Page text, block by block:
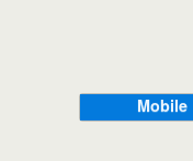
Mobile